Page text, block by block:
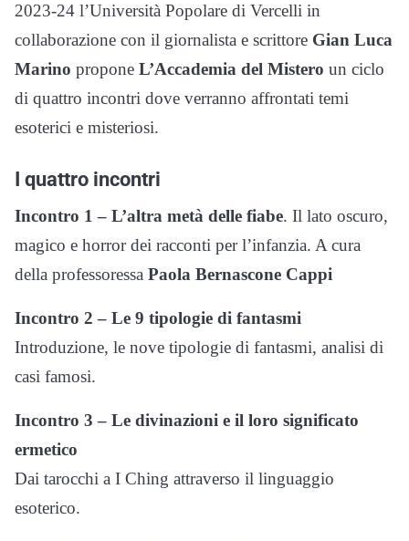
2023-24 l’Università Popolare di Vercelli in
collaborazione con il giornalista e scrittore Gian Luca
Marino propone L’Accademia del Mistero un ciclo
di quattro incontri dove verranno affrontati temi
esoterici e misteriosi.
I quattro incontri
Incontro 1 – L’altra metà delle fiabe. Il lato oscuro,
magico e horror dei racconti per l’infanzia. A cura
della professoressa Paola Bernascone Cappi
Incontro 2 – Le 9 tipologie di fantasmi
Introduzione, le nove tipologie di fantasmi, analisi di
casi famosi.
Incontro 3 – Le divinazioni e il loro significato
ermetico
Dai tarocchi a I Ching attraverso il linguaggio
esoterico.